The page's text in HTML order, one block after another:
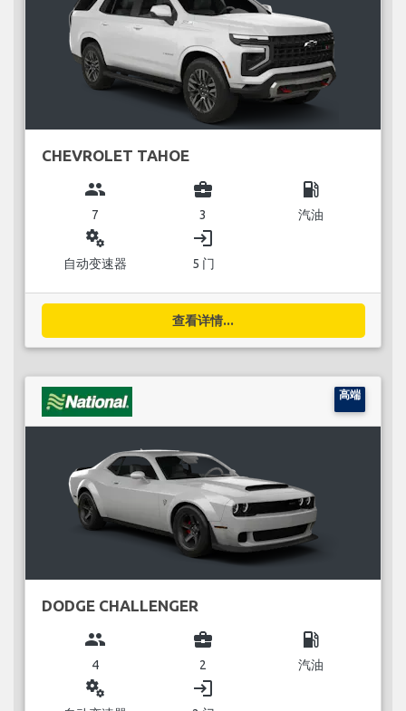
CHEVROLET TAHOE
group
7
business_center
3
local_gas_station
汽油
miscellaneous_services
自动变速器
login
5 门
查看详情...
高端
DODGE CHALLENGER
group
4
business_center
2
local_gas_station
汽油
miscellaneous_services login